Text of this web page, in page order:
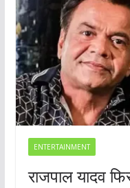
ENTERTAINMENT
राजपाल यादव